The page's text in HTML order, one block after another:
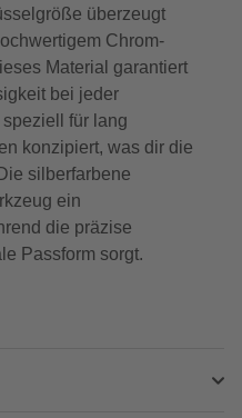
überzeugt
Chrom-
Material garantiert
bei jeder
für lang
konzipiert, was dir die
silberfarbene
ein
die präzise
Passform sorgt.